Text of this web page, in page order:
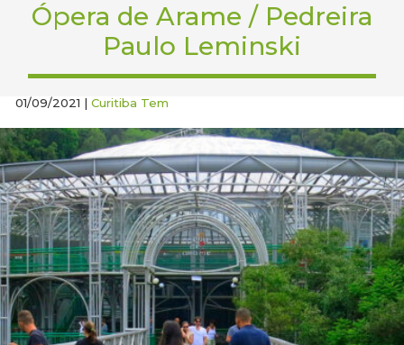
Ópera de Arame / Pedreira
Paulo Leminski
01/09/2021 |Curitiba Tem